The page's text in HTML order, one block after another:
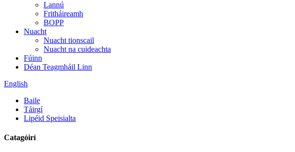
Lannú
Fritháireamh
BOPP
Nuacht
Nuacht tionscail
Nuacht na cuideachta
Fúinn
Déan Teagmháil Linn
English
Baile
Táirgí
Lipéid Speisialta
Catagóirí